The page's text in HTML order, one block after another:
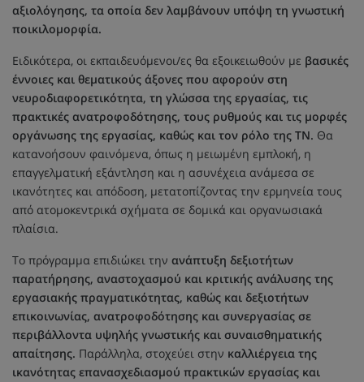
αξιολόγησης, τα οποία δεν λαμβάνουν υπόψη τη γνωστική
ποικιλομορφία.
Ειδικότερα, οι εκπαιδευόμενοι/ες θα εξοικειωθούν με βασικές
έννοιες και θεματικούς άξονες που αφορούν στη
νευροδιαφορετικότητα, τη γλώσσα της εργασίας, τις
πρακτικές ανατροφοδότησης, τους ρυθμούς και τις μορφές
οργάνωσης της εργασίας, καθώς και τον ρόλο της ΤΝ. Θα
κατανοήσουν φαινόμενα, όπως η μειωμένη εμπλοκή, η
επαγγελματική εξάντληση και η ασυνέχεια ανάμεσα σε
ικανότητες και απόδοση, μετατοπίζοντας την ερμηνεία τους
από ατομοκεντρικά σχήματα σε δομικά και οργανωσιακά
πλαίσια.
Το πρόγραμμα επιδιώκει την ανάπτυξη δεξιοτήτων
παρατήρησης, αναστοχασμού και κριτικής ανάλυσης της
εργασιακής πραγματικότητας, καθώς και δεξιοτήτων
επικοινωνίας, ανατροφοδότησης και συνεργασίας σε
περιβάλλοντα υψηλής γνωστικής και συναισθηματικής
απαίτησης. Παράλληλα, στοχεύει στην καλλιέργεια της
ικανότητας επανασχεδιασμού πρακτικών εργασίας και